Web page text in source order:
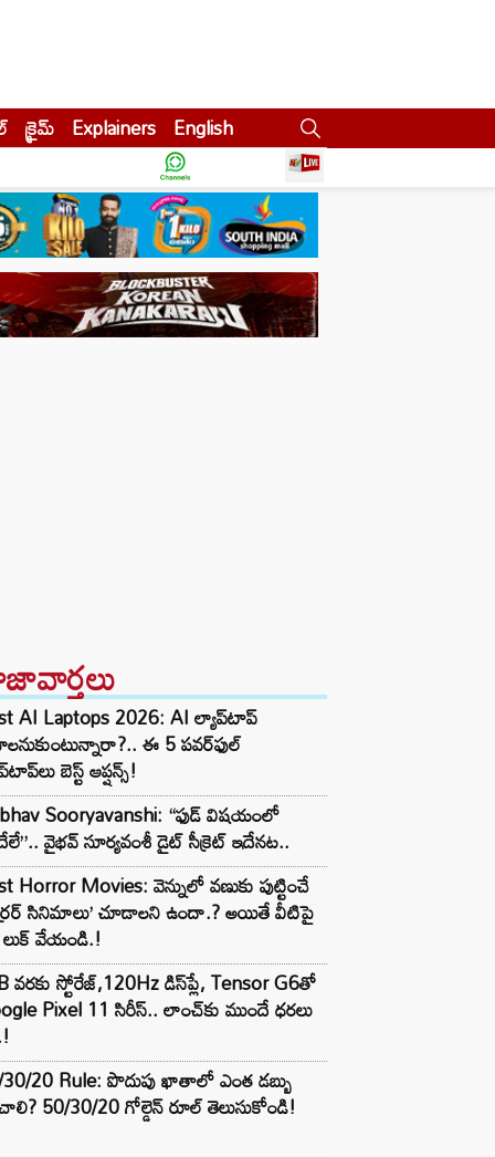
క్రైమ్ Explainers English
AI Laptops 2026: AI ల్యాప్‌టాప్
ఈ 5 పవర్‌ఫుల్
బెస్ట్ ఆప్షన్స్!
Sooryavanshi: “ఫుడ్ విషయంలో
వైభవ్ సూర్యవంశీ డైట్ సీక్రెట్ ఇదేనట..
Horror Movies: వెన్నులో వణుకు పుట్టించే
సినిమాలు’ చూడాలని ఉందా.? అయితే వీటిపై
వేయండి.!
వరకు స్టోరేజ్,120Hz డిస్‌ప్లే, Tensor G6తో
Pixel 11 సిరీస్.. లాంచ్⁭కు ముందే ధరలు
20 Rule: పొదుపు ఖాతాలో ఎంత డబ్బు
50/30/20 గోల్డెన్ రూల్ తెలుసుకోండి!